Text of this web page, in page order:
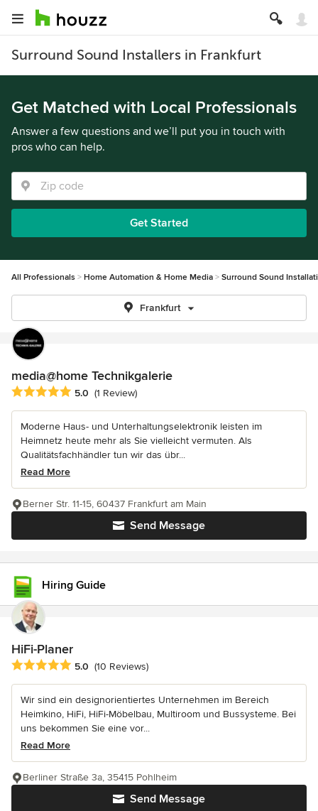
Surround Sound Installers in Frankfurt
Get Matched with Local Professionals
Answer a few questions and we’ll put you in touch with
pros who can help.
Get Started
All Professionals Home Automation & Home Media Surround Sound
Frankfurt
media@home Technikgalerie
Average rating: 5 out of 5 stars
5.0 (1 Review)
Moderne Haus- und Unterhaltungselektronik leisten im
Heimnetz heute mehr als Sie vielleicht vermuten. Als
Qualitätsfachhändler tun wir das übr...
Read More
Send Message
Berner Str. 11-15, 60437 Frankfurt am Main
Hiring Guide
HiFi-Planer
Average rating: 5 out of 5 stars
5.0 (10 Reviews)
Wir sind ein designorientiertes Unternehmen im Bereich
Heimkino, HiFi, HiFi-Möbelbau, Multiroom und Bussysteme. Bei
uns bekommen Sie eine vor...
Read More
Send Message
Berliner Straße 3a, 35415 Pohlheim